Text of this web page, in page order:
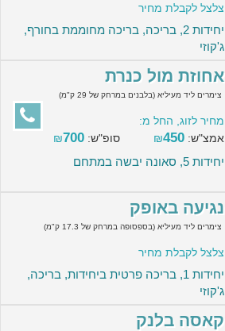
צלצל לקבלת מחיר
יחידות 2, בריכה, בריכה מחוממת בחורף,
ג'קוזי
אחוזת מול כנרת
צימרים ליד מעיליא (בלבנים במרחק של 29 ק"מ)
מחיר לזוג, החל מ:
אמצ"ש:
₪450 סופ"ש: ₪700
יחידות 5, סאונה יבשה במתחם
נגיעה באופק
צימרים ליד מעיליא (בספסופה במרחק של 17.3 ק"מ)
צלצל לקבלת מחיר
יחידות 1, בריכה פרטית ביחידות, בריכה,
ג'קוזי
קאסה בלנק